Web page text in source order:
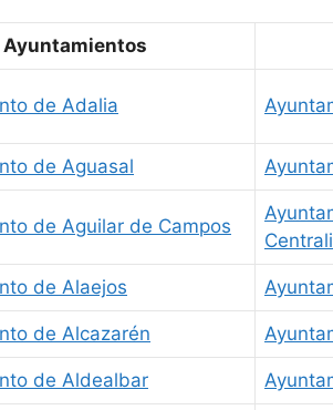
Ayuntamientos
de Adalia
de Aguasal
de Aguilar de Campos
de Alaejos
de Alcazarén
de Aldealbar